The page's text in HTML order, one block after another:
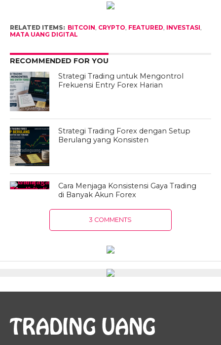
RELATED ITEMS: BITCOIN CRYPTO FEATURED INVESTASI
MATA UANG DIGITAL
RECOMMENDED FOR YOU
Strategi Trading untuk Mengontrol
Frekuensi Entry Forex Harian
Strategi Trading Forex dengan Setup
Berulang yang Konsisten
Cara Menjaga Konsistensi Gaya Trading
di Banyak Akun Forex
3 COMMENTS